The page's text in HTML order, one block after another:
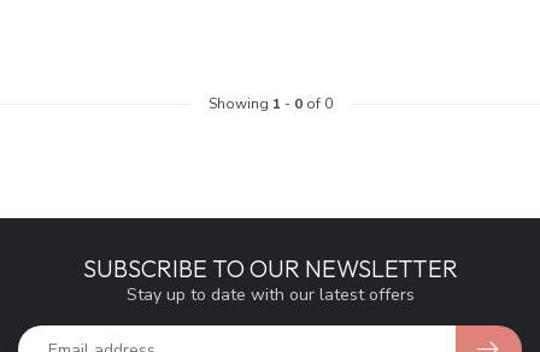
Showing 1 - 0of 0
SUBSCRIBE TO OUR NEWSLETTER
Stay up to date with our latest offers